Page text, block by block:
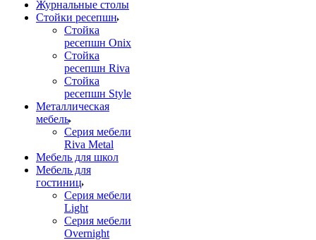
Журнальные столы
Стойки ресепшн
Стойка
ресепшн Onix
Стойка
ресепшн Riva
Стойка
ресепшн Style
Металлическая
мебель
Серия мебели
Riva Metal
Мебель для школ
Мебель для
гостиниц
Серия мебели
Light
Серия мебели
Overnight